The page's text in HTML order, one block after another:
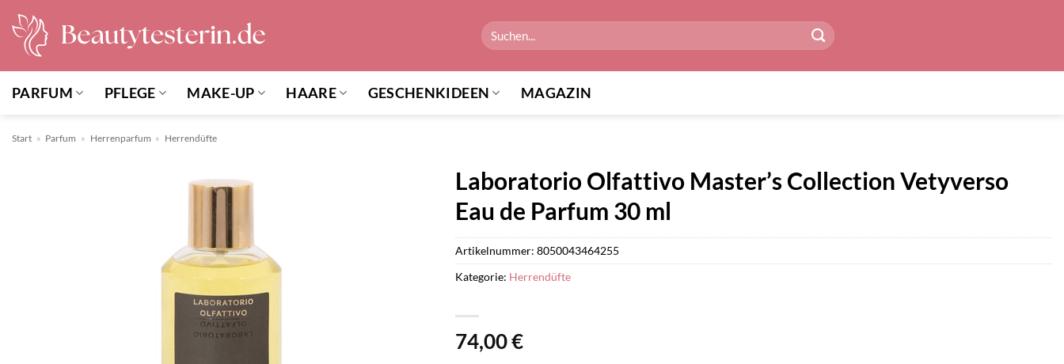
Inhalt
springen
Suchen
nach:
PARFUM PFLEGE MAKE-UP HAARE GESCHENKIDEEN MAGAZIN
Start » Parfum » Herrenparfum » Herrendüfte
Laboratorio Olfattivo Master’s Collection Vetyverso
Eau de Parfum 30 ml
74,00€
Artikelnummer: 8050043464255
Kategorie: Herrendüfte